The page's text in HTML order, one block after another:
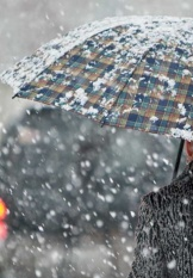
Перейти к основному